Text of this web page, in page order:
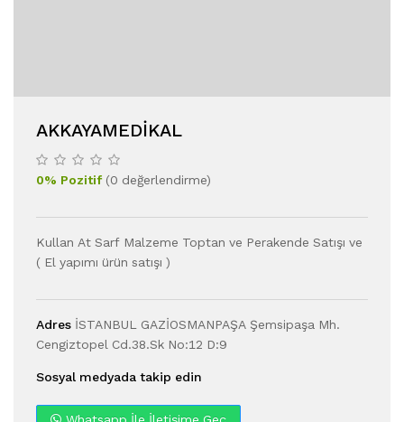
AKKAYAMEDIKAL
0% Pozitif(0 değerlendirme)
Kullan At Sarf Malzeme Toptan ve Perakende Satışı ve
( El yapımı ürün satışı )
Adres İSTANBUL GAZİOSMANPAŞA Şemsipaşa Mh.
Cengiztopel Cd.38.Sk No:12 D:9
Sosyal medyada takip edin
Whatsapp İle İletişime Geç